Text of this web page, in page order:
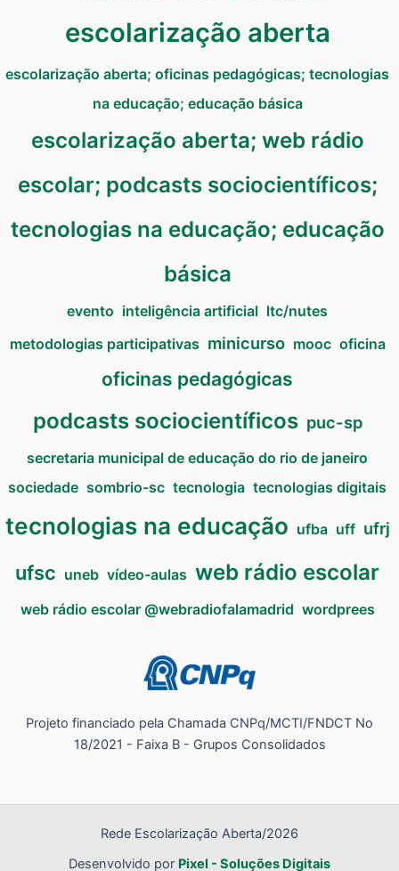
escolarização aberta
escolarização aberta; oficinas pedagógicas; tecnologias
na educação; educação básica
escolarização aberta; web rádio
escolar; podcasts sociocientíficos;
tecnologias na educação; educação
básica
evento inteligência artificial ltc/nutes
metodologias participativas minicurso mooc oficina
oficinas pedagógicas
podcasts sociocientíficos puc-sp
secretaria municipal de educação do rio de janeiro
sociedade sombrio-sc tecnologia tecnologias digitais
tecnologias na educação ufba uff ufrj
ufsc uneb vídeo-aulas web rádio escolar
web rádio escolar @webradiofalamadrid wordprees
Projeto financiado pela Chamada CNPq/MCTI/FNDCT No
18/2021 - Faixa B - Grupos Consolidados
Rede Escolarização Aberta/2026
Desenvolvido por Pixel - Soluções Digitais